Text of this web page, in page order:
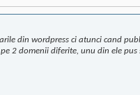
din wordpress ci atunci cand
2 domenii diferite, unu din ele